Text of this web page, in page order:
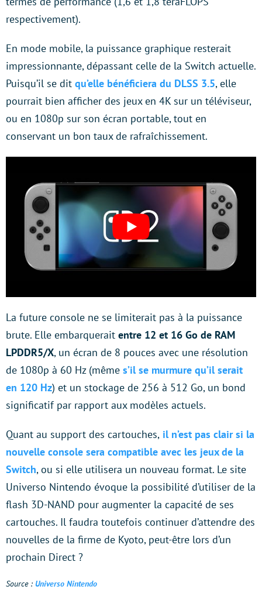
respectivement).
En mode mobile, la puissance graphique resterait
impressionnante, dépassant celle de la Switch actuelle.
Puisqu’il se dit qu’elle bénéficiera du DLSS 3.5, elle
pourrait bien afficher des jeux en 4K sur un téléviseur,
ou en 1080p sur son écran portable, tout en
conservant un bon taux de rafraîchissement.
La future console ne se limiterait pas à la puissance
brute. Elle embarquerait entre 12 et 16 Go de RAM
LPDDR5/X, un écran de 8 pouces avec une résolution
de 1080p à 60 Hz (même s’il se murmure qu’il serait
en 120 Hz) et un stockage de 256 à 512 Go, un bond
significatif par rapport aux modèles actuels.
Quant au support des cartouches, il n’est pas clair si la
nouvelle console sera compatible avec les jeux de la
Switch, ou si elle utilisera un nouveau format. Le site
Universo Nintendo évoque la possibilité d’utiliser de la
flash 3D-NAND pour augmenter la capacité de ses
cartouches. Il faudra toutefois continuer d’attendre des
nouvelles de la firme de Kyoto, peut-être lors d’un
prochain Direct ?
Source : Universo Nintendo